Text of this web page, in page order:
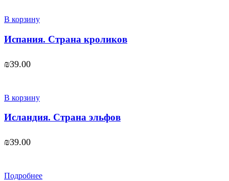
В корзину
Испания. Страна кроликов
₪39.00
В корзину
Исландия. Страна эльфов
₪39.00
Подробнее